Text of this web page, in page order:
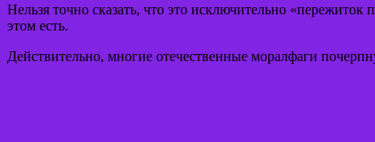
Нельзя точно сказать, что это исключительно
этом есть.
Действительно, многие отечественные моралфаги